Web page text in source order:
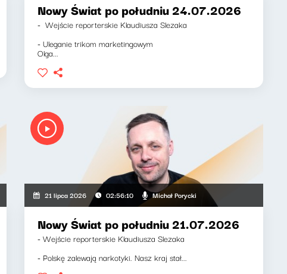
Nowy Świat po południu 24.07.2026
- Wejście reporterskie Klaudiusza Slezaka
- Uleganie trikom marketingowym
Olga...
21 lipca 2026 02:56:10 Michał Porycki
Nowy Świat po południu 21.07.2026
- Wejście reporterskie Klaudiusza Slezaka
- Polskę zalewają narkotyki. Nasz kraj stał...